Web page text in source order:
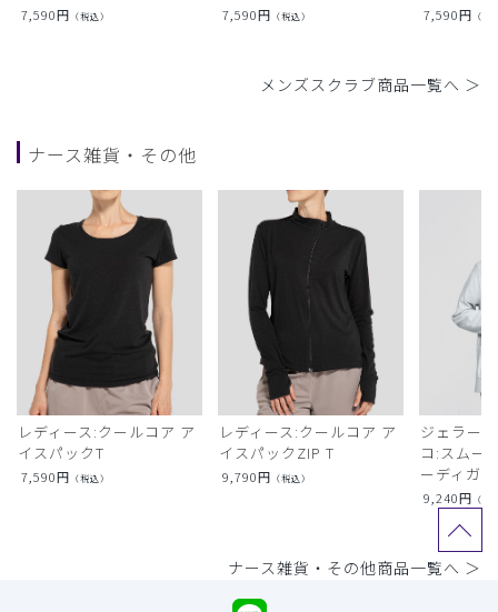
7,590円 （税込） 7,590円 （税込） 7,590円 （税
メンズスクラブ商品一覧へ ＞
ナース雑貨・その他
レディース:クールコア ア
イスパックT
7,590円 （税込）
レディース:クールコア ア
イスパックZIP T
9,790円 （税込）
ジェラー
コ:スムー
ーディガン
9,240円 （税
ナース雑貨・その他商品一覧へ ＞